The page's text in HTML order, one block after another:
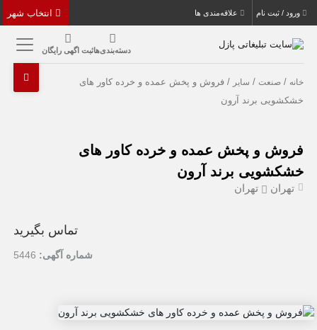
ورود / ثبت نام علاقه‌مندی ها
دسته‌بندی‌هاثبت اگهی رایگان
خانه /صنعت / سایر / فروش و پخش عمده و خرده کاور های
خشکشویی برند آرون
فروش و پخش عمده و خرده کاور های
خشکشویی برند آرون
تهران تهران
تماس بگیرید
شماره آگهی: 5446